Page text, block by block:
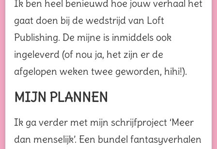
Ik ben heel benieuwd hoe jouw verhaal het
gaat doen bij de wedstrijd van Loft
Publishing. De mijne is inmiddels ook
ingeleverd (of nou ja, het zijn er de
afgelopen weken twee geworden, hihi!).
MIJN PLANNEN
Ik ga verder met mijn schrijfproject ‘Meer
dan menselijk’. Een bundel fantasyverhalen